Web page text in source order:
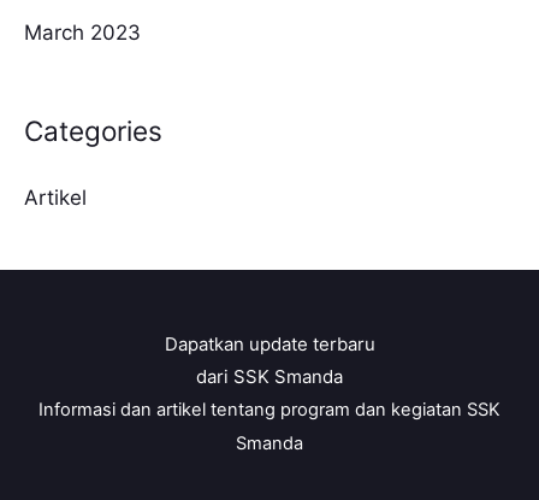
March 2023
Categories
Artikel
Dapatkan update terbaru
dari SSK Smanda
Informasi dan artikel tentang program dan kegiatan SSK
Smanda